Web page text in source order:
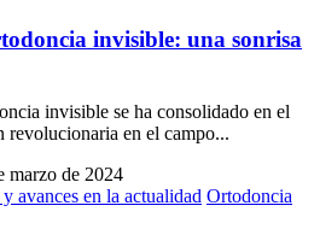
invisible: una sonrisa
invisible se ha consolidado en el
en el campo...
marzo de 2024
Ortodoncia